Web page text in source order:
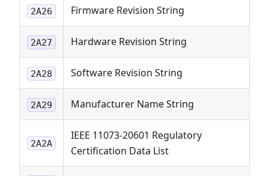
2A26 Firmware Revision String
2A27 Hardware Revision String
2A28 Software Revision String
2A29 Manufacturer Name String
2A2A
IEEE 11073-20601 Regulatory
Certification Data List